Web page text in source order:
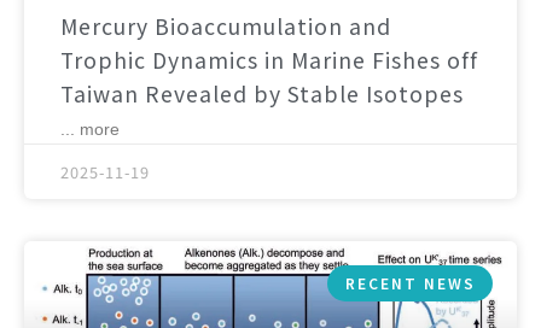
Mercury Bioaccumulation and
Trophic Dynamics in Marine Fishes off
Taiwan Revealed by Stable Isotopes
... more
2025-11-19
RECENT NEWS